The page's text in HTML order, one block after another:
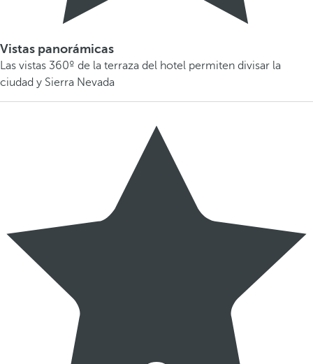
Vistas panorámicas
Las vistas 360º de la terraza del hotel permiten divisar la
ciudad y Sierra Nevada